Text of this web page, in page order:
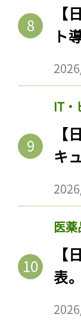
ト
IT・
キ
医
表